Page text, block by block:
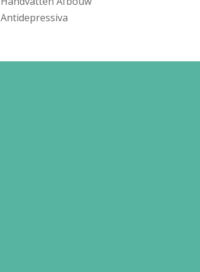
Antidepressiva